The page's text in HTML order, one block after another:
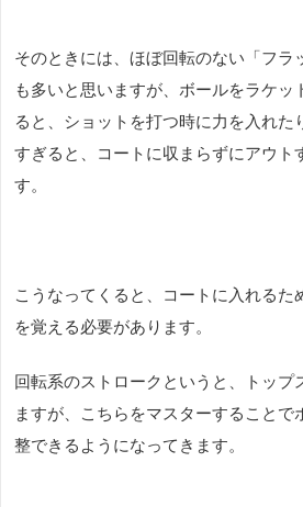
そのときには、ほぼ回転のない「フラ
も多いと思いますが、ボールをラケッ
ると、ショットを打つ時に力を入れた
すぎると、コートに収まらずにアウト
す。
こうなってくると、コートに入れるた
を覚える必要があります。
回転系のストロークというと、トップ
ますが、こちらをマスターすることで
整できるようになってきます。